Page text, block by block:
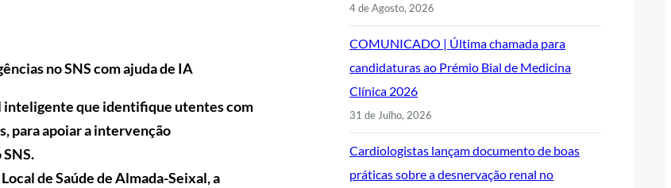
no SNS com ajuda de IA
que identifique utentes com
para apoiar a intervenção
de Saúde de Almada-Seixal, a
4 de Agosto, 2026
COMUNICADO | Última chamada para
candidaturas ao Prémio Bial de Medicina
Clínica 2026
31 de Julho, 2026
Cardiologistas lançam documento de boas
práticas sobre a desnervação renal no